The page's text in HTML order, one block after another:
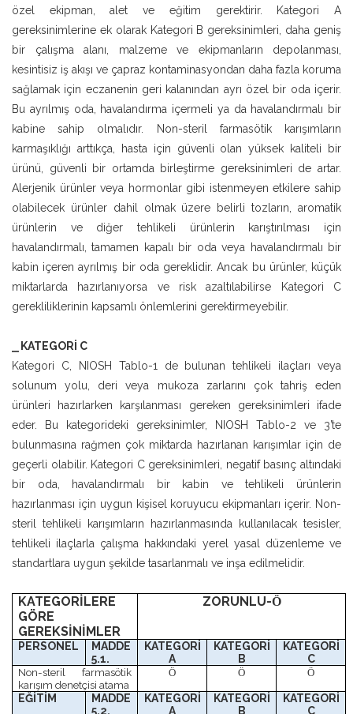
özel ekipman, alet ve eğitim gerektirir. Kategori A
gereksinimlerine ek olarak Kategori B gereksinimleri, daha geniş
bir çalışma alanı, malzeme ve ekipmanların depolanması,
kesintisiz iş akışı ve çapraz kontaminasyondan daha fazla koruma
sağlamak için eczanenin geri kalanından ayrı özel bir oda içerir.
Bu ayrılmış oda, havalandırma içermeli ya da havalandırmalı bir
kabine sahip olmalıdır. Non-steril farmasötik karışımların
karmaşıklığı arttıkça, hasta için güvenli olan yüksek kaliteli bir
ürünü, güvenli bir ortamda birleştirme gereksinimleri de artar.
Alerjenik ürünler veya hormonlar gibi istenmeyen etkilere sahip
olabilecek ürünler dahil olmak üzere belirli tozların, aromatik
ürünlerin ve diğer tehlikeli ürünlerin karıştırılması için
havalandırmalı, tamamen kapalı bir oda veya havalandırmalı bir
kabin içeren ayrılmış bir oda gereklidir. Ancak bu ürünler, küçük
miktarlarda hazırlanıyorsa ve risk azaltılabilirse Kategori C
gerekliliklerinin kapsamlı önlemlerini gerektirmeyebilir.
⎯ KATEGORİ C
Kategori C, NIOSH Tablo-1 de bulunan tehlikeli ilaçları veya
solunum yolu, deri veya mukoza zarlarını çok tahriş eden
ürünleri hazırlarken karşılanması gereken gereksinimleri ifade
eder. Bu kategorideki gereksinimler, NIOSH Tablo-2 ve 3’te
bulunmasına rağmen çok miktarda hazırlanan karışımlar için de
geçerli olabilir. Kategori C gereksinimleri, negatif basınç altındaki
bir oda, havalandırmalı bir kabin ve tehlikeli ürünlerin
hazırlanması için uygun kişisel koruyucu ekipmanları içerir. Non-
steril tehlikeli karışımların hazırlanmasında kullanılacak tesisler,
tehlikeli ilaçlarla çalışma hakkındaki yerel yasal düzenleme ve
standartlara uygun şekilde tasarlanmalı ve inşa edilmelidir.
KATEGORİLERE
GÖRE
GEREKSİNİMLER
ZORUNLU-Ö
PERSONEL
MADDE
5.1.
KATEGORİ
A
KATEGORİ
B
KATEGORİ
C
Non-steril farmasötik
karışım denetçisi atama
Ö Ö Ö
EĞİTİM
MADDE
5.2.
KATEGORİ
A
KATEGORİ
B
KATEGORİ
C